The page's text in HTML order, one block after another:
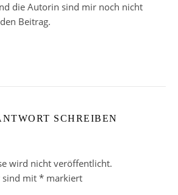
die Autorin sind mir noch nicht
Beitrag.
SCHREIBEN
wird nicht veröffentlicht.
sind mit * markiert